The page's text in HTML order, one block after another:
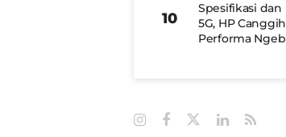
Spesifikasi dan
5G, HP
Performa